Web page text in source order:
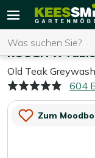
Sie haben keine
15 %
ROUGH-X
Old Teak Greywash
604
Zum